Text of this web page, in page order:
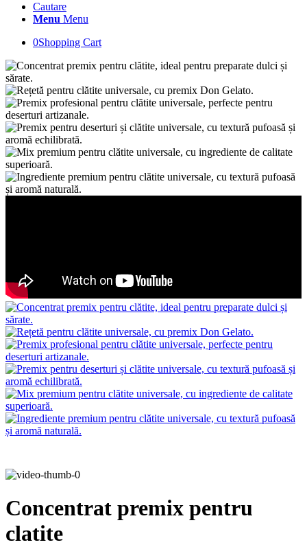
Cautare
Menu Menu
0Shopping Cart
Concentrat premix pentru
clatite